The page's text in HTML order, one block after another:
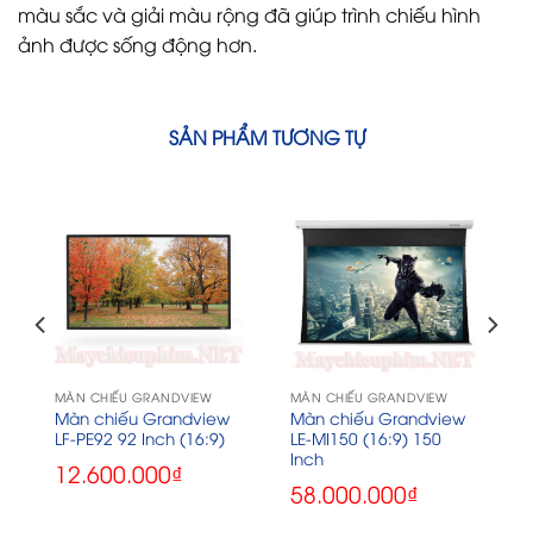
màu sắc và giải màu rộng đã giúp trình chiếu hình
ảnh được sống động hơn.
SẢN PHẨM TƯƠNG TỰ
MÀN CHIẾU GRANDVIEW
Màn chiếu Grandview
LF-PE92 92 Inch (16:9)
12.600.000₫
MÀN CHIẾU GRANDVIEW
Màn chiếu Grandview
LE-MI150 (16:9) 150
Inch
58.000.000₫